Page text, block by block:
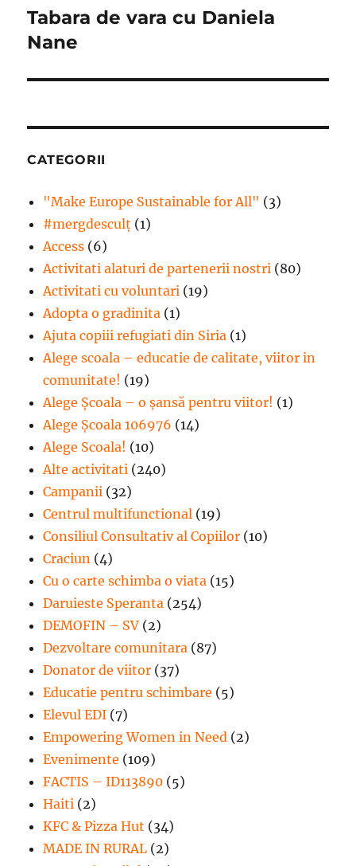
Articolul
următor:
Tabara de vara cu Daniela
Nane
CATEGORII
"Make Europe Sustainable for All" (3)
#mergdesculţ (1)
Access (6)
Activitati alaturi de partenerii nostri (80)
Activitati cu voluntari (19)
Adopta o gradinita (1)
Ajuta copiii refugiati din Siria (1)
Alege scoala – educatie de calitate, viitor in
comunitate! (19)
Alege Şcoala – o şansă pentru viitor! (1)
Alege Școala 106976 (14)
Alege Scoala! (10)
Alte activitati (240)
Campanii (32)
Centrul multifunctional (19)
Consiliul Consultativ al Copiilor (10)
Craciun (4)
Cu o carte schimba o viata (15)
Daruieste Speranta (254)
DEMOFIN – SV (2)
Dezvoltare comunitara (87)
Donator de viitor (37)
Educatie pentru schimbare (5)
Elevul EDI (7)
Empowering Women in Need (2)
Evenimente (109)
FACTIS – ID113890 (5)
Haiti (2)
KFC & Pizza Hut (34)
MADE IN RURAL (2)